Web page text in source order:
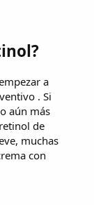
a
. Si
aún más
de
muchas
con